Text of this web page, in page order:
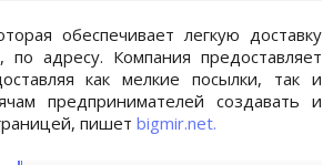
обеспечивает легкую доставку
адресу. Компания предоставляет
как мелкие посылки, так и
предпринимателей создавать и
пишет bigmir.net.